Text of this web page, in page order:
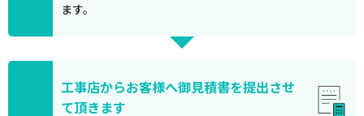
ます。
工事店からお客様へ御見積書を提出させ
て頂きます